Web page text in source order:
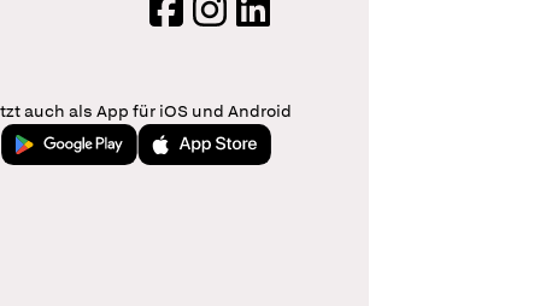
auch als App für iOS und Android
Jetzt bei Google PlayLaden im App Store